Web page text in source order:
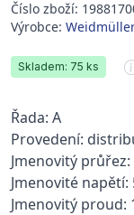
Číslo zboží:
Výrobce:
Skladem: 75 ks
Řada: A
Provedení:
Jmenovitý
Jmenovité napětí:
Jmenovitý proud: